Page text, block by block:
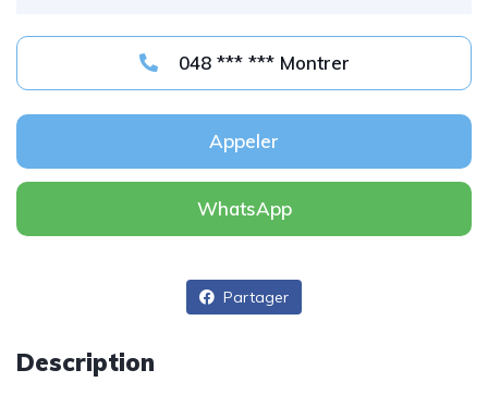
048 *** *** Montrer
Appeler
WhatsApp
Partager
Description